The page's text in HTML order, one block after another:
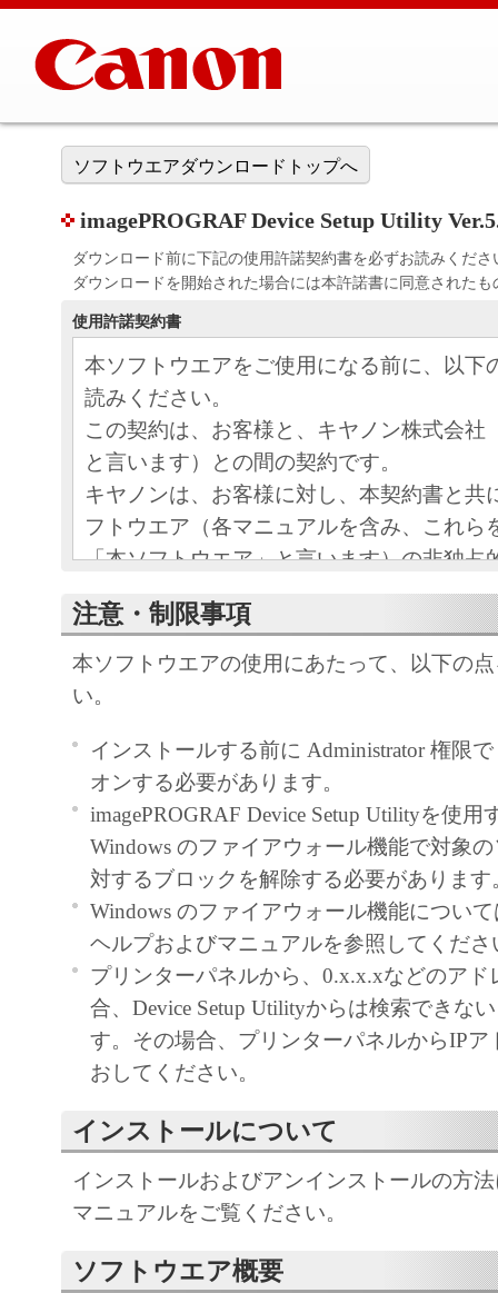
ソフトウエアダウンロードトップへ
imagePROGRAF Device Setup Utility
ダウンロード前に下記の使用許諾契約書を必ずお読みくださ
ダウンロードを開始された場合には本許諾書に同意された
使用許諾契約書
本ソフトウエアをご使用になる前に、以下
読みください。
この契約は、お客様と、キヤノン株式会社
と言います）との間の契約です。
キヤノンは、お客様に対し、本契約書と共
フトウエア（各マニュアルを含み、これら
「本ソフトウエア」と言います）の非独占
条項に基づき許諾し、お客様も下記条項に
ものとします。
お客様は、「本ソフトウエア」のインスト
この契約に同意したことになります。
ストールされず、直ちに「本ソフトウエア
さい。
１．使用許諾
(1) お客様は、「本ソフトウエア」を、キ
ェットプリンタ（以下「プリンタ」と言い
たはネットワークを通じ接続される複数の
それぞれにおいて使用（「使用」とは、「
ア」をコンピュータの記憶媒体上にインス
と、またはコンピュータにおいて表示する
すること、読み出すこと、もしくは実行す
も含むものとします）することができます
た、お客様が「プリンタ」を使用すること
様のイントラネット内のユーザ（以下「指
います）に、本契約の条件の下で、「許諾
を使用させることができます。その場合、
かる「指定ユーザ」を本契約の条件に従わ
注意・制限事項
本ソフトウエアの使用にあたって、以下の
い。
インストールする前に Administrator 権限
オンする必要があります。
imagePROGRAF Device Setup Utilityを使用
Windows のファイアウォール機能で対象
対するブロックを解除する必要があります
Windows のファイアウォール機能につい
ヘルプおよびマニュアルを参照してくださ
プリンターパネルから、0.x.x.xなどのアド
合、Device Setup Utilityからは検索できな
す。その場合、プリンターパネルからIPア
おしてください。
インストールについて
インストールおよびアンインストールの方
マニュアルをご覧ください。
ソフトウエア概要